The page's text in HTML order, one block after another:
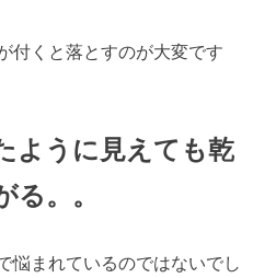
付くと落とすのが大変です
ように見えても乾
る。。
悩まれているのではないでし